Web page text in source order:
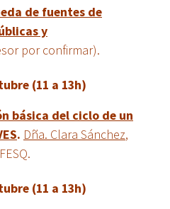
de fuentes de
y
por confirmar).
(11 a 13h)
básica del ciclo de un
. Dña. Clara Sánchez,
(11 a 13h)